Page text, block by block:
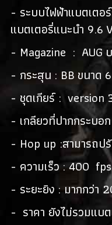
- ระบบไฟฟ้าแบตเตอ
แบตเตอรี่แนะนำ 9.6
- Magazine : AUG
- กระสุน : BB ขนาด
- ชุดเกียร์ : version
- เกลียวที่ปากกระบอ
- Hop up :สามารถป
- ความเร็ว : 400 fps
- ระยะยิง : มากกว่า
- ราคา ยังไม่รวมแบ